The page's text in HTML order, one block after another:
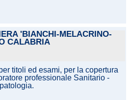
'BIANCHI-MELACRINO-
CALABRIA
titoli ed esami, per la copertura
professionale Sanitario -